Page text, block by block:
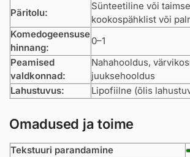
Päritolu:
Sünteetiline või
kookospähklist või
Komedogeensuse
hinnang:
0–1
Peamised
valdkonnad:
Nahahooldus,
juuksehooldus
Lahustuvus:
Lipofiilne (õlis
Omadused ja toime
Tekstuuri parandamine